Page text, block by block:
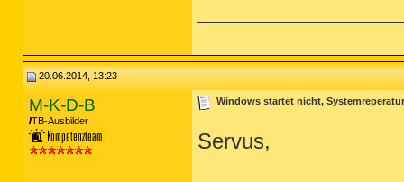
20.06.2014, 13:23
M-K-D-B
TB-Ausbilder
Windows startet nicht,
Servus,